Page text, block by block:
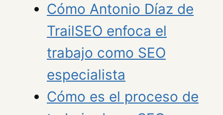
Cómo Antonio Díaz de
TrailSEO enfoca el
trabajo como SEO
especialista
Cómo es el proceso de